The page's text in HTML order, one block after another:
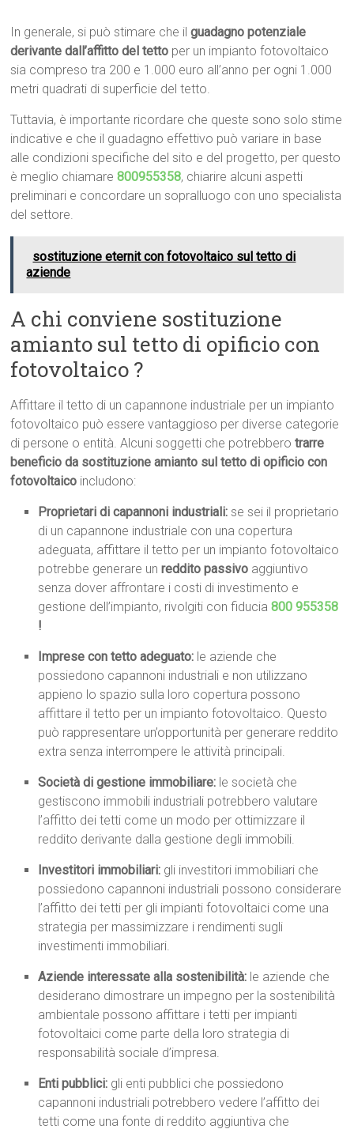
In generale, si può stimare che ilguadagno potenziale
derivante dall’affitto del tetto per un impianto fotovoltaico
sia compreso tra 200 e 1.000 euro all’anno per ogni 1.000
metri quadrati di superficie del tetto.
Tuttavia, è importante ricordare che queste sono solo stime
indicative e che il guadagno effettivo può variare in base
alle condizioni specifiche del sito e del progetto, per questo
è meglio chiamare800955358, chiarire alcuni aspetti
preliminari e concordare un sopralluogo con uno specialista
del settore.
sostituzione eternit con fotovoltaico sul tetto di
aziende
A chi conviene sostituzione
amianto sul tetto di opificio con
fotovoltaico ?
Affittare il tetto di un capannone industriale per un impianto
fotovoltaico può essere vantaggioso per diverse categorie
di persone o entità. Alcuni soggetti che potrebberotrarre
beneficio da sostituzione amianto sul tetto di opificio con
fotovoltaico includono:
Proprietari di capannoni industriali: se sei il proprietario
di un capannone industriale con una copertura
adeguata, affittare il tetto per un impianto fotovoltaico
potrebbe generare unreddito passivo aggiuntivo
senza dover affrontare i costi di investimento e
gestione dell’impianto, rivolgiti con fiducia800 955358
!
Imprese con tetto adeguato: le aziende che
possiedono capannoni industriali e non utilizzano
appieno lo spazio sulla loro copertura possono
affittare il tetto per un impianto fotovoltaico. Questo
può rappresentare un’opportunità per generare reddito
extra senza interrompere le attività principali.
Società di gestione immobiliare: le società che
gestiscono immobili industriali potrebbero valutare
l’affitto dei tetti come un modo per ottimizzare il
reddito derivante dalla gestione degli immobili.
Investitori immobiliari: gli investitori immobiliari che
possiedono capannoni industriali possono considerare
l’affitto dei tetti per gli impianti fotovoltaici come una
strategia per massimizzare i rendimenti sugli
investimenti immobiliari.
Aziende interessate alla sostenibilità: le aziende che
desiderano dimostrare un impegno per la sostenibilità
ambientale possono affittare i tetti per impianti
fotovoltaici come parte della loro strategia di
responsabilità sociale d’impresa.
Enti pubblici: gli enti pubblici che possiedono
capannoni industriali potrebbero vedere l’affitto dei
tetti come una fonte di reddito aggiuntiva che